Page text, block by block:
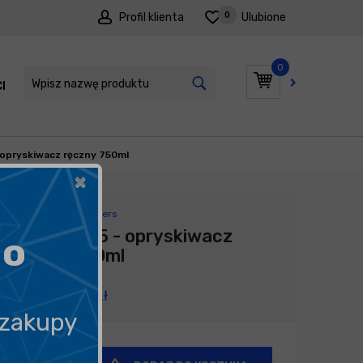
Profil klienta Ulubione
0
0
PROMOCJE
opryskiwacz ręczny 750ml
Producent: IK Sprayers
IK FOAM 1.5 - opryskiwacz
ręczny 750ml
129,64zł
×